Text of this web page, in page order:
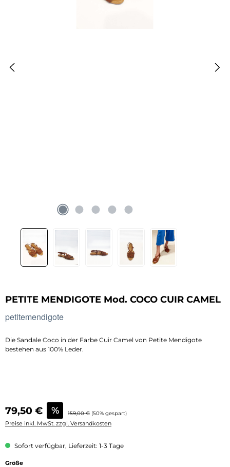
PETITE MENDIGOTE Mod. COCO CUIR CAMEL
petitemendigote
Die Sandale Coco in der Farbe Cuir Camel von Petite Mendigote
bestehen aus 100% Leder.
Verkaufspreis:
79,50 € % Regulärer Preis:
159,00 € (50% gespart)
Preise inkl. MwSt. zzgl. Versandkosten
Sofort verfügbar, Lieferzeit: 1-3 Tage
Größeauswählen